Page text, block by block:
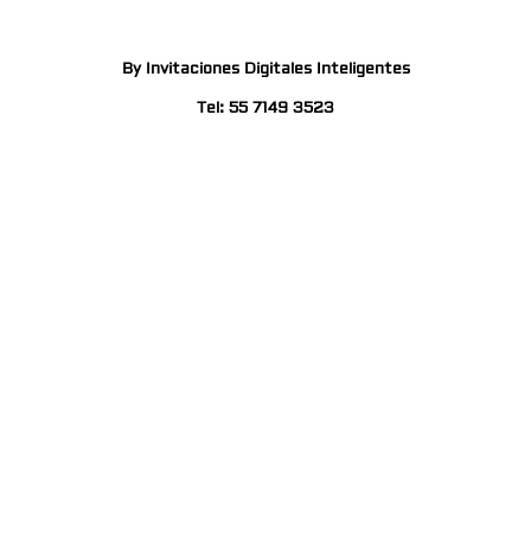
By Invitaciones Digitales Inteligentes
Tel: 55 7149 3523